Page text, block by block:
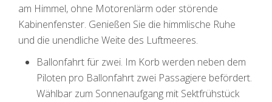
am Himmel, ohne Motorenlärm oder störende
Kabinenfenster. Genießen Sie die himmlische Ruhe
und die unendliche Weite des Luftmeeres.
Ballonfahrt für zwei. Im Korb werden neben dem
Piloten pro Ballonfahrt zwei Passagiere befördert.
Wählbar zum Sonnenaufgang mit Sektfrühstück